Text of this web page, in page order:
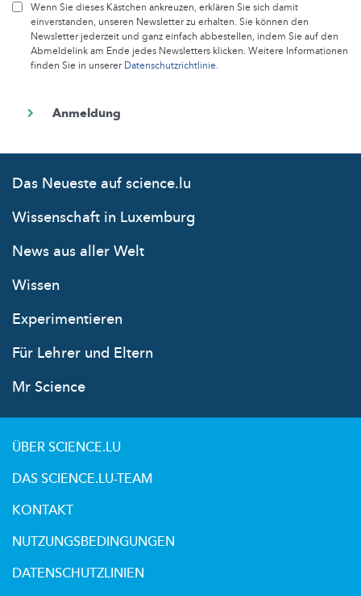
Wenn Sie dieses Kästchen ankreuzen, erklären Sie sich damit
einverstanden, unseren Newsletter zu erhalten. Sie können den
Newsletter jederzeit und ganz einfach abbestellen, indem Sie auf den
Abmeldelink am Ende jedes Newsletters klicken. Weitere Informationen
finden Sie in unsererDatenschutzrichtlinie.
Das Neueste auf science.lu
Wissenschaft in Luxemburg
News aus aller Welt
Wissen
Experimentieren
Für Lehrer und Eltern
Mr Science
ÜBER SCIENCE.LU
DAS SCIENCE.LU-TEAM
KONTAKT
NUTZUNGSBEDINGUNGEN
DATENSCHUTZLINIEN